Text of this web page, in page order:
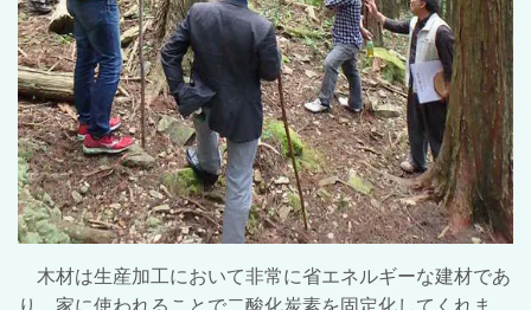
木材は生産加工において非常に省エネルギーな建材であ